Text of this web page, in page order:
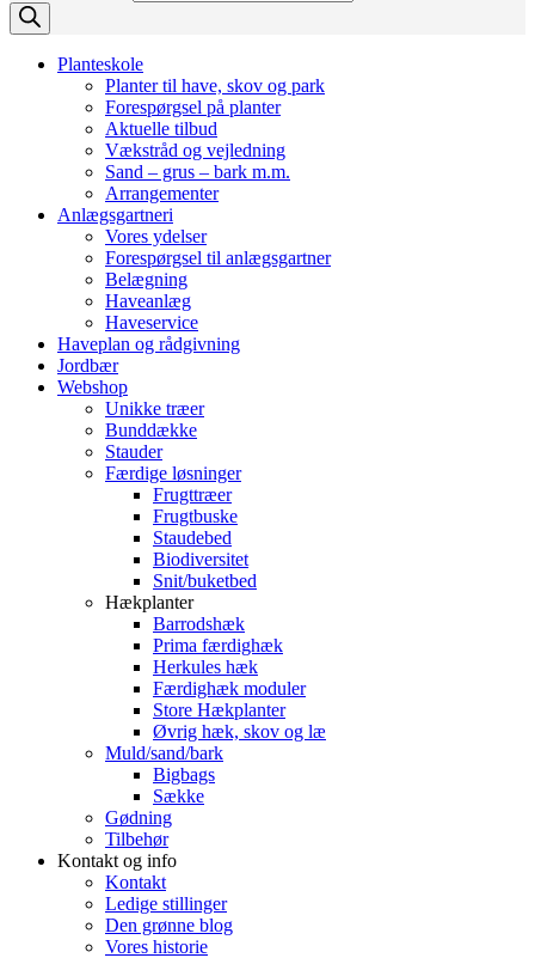
Planteskole
Planter til have, skov og park
Forespørgsel på planter
Aktuelle tilbud
Vækstråd og vejledning
Sand – grus – bark m.m.
Arrangementer
Anlægsgartneri
Vores ydelser
Forespørgsel til anlægsgartner
Belægning
Haveanlæg
Haveservice
Haveplan og rådgivning
Jordbær
Webshop
Unikke træer
Bunddække
Stauder
Færdige løsninger
Frugttræer
Frugtbuske
Staudebed
Biodiversitet
Snit/buketbed
Hækplanter
Barrodshæk
Prima færdighæk
Herkules hæk
Færdighæk moduler
Store Hækplanter
Øvrig hæk, skov og læ
Muld/sand/bark
Bigbags
Sække
Gødning
Tilbehør
Kontakt og info
Kontakt
Ledige stillinger
Den grønne blog
Vores historie